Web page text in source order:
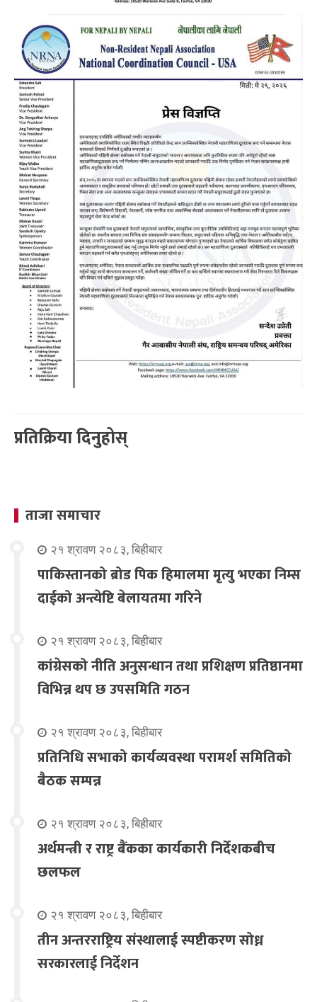
प्रतिक्रिया दिनुहोस्
ताजा समाचार
२१ श्रावण २०८३, बिहीबार
पाकिस्तानको ब्रोड पिक हिमालमा मृत्यु भएका निम्स
दाईको अन्त्येष्टि बेलायतमा गरिने
२१ श्रावण २०८३, बिहीबार
कांग्रेसको नीति अनुसन्धान तथा प्रशिक्षण प्रतिष्ठानमा
विभिन्न थप छ उपसमिति गठन
२१ श्रावण २०८३, बिहीबार
प्रतिनिधि सभाको कार्यव्यवस्था परामर्श समितिको
बैठक सम्पन्न
२१ श्रावण २०८३, बिहीबार
अर्थमन्त्री र राष्ट्र बैंकका कार्यकारी निर्देशकबीच
छलफल
२१ श्रावण २०८३, बिहीबार
तीन अन्तरराष्ट्रिय संस्थालाई स्पष्टीकरण सोध्न
सरकारलाई निर्देशन